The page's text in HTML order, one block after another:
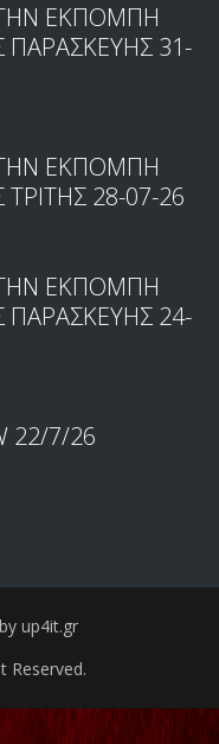
ΕΚΠΟΜΠΗ
ΠΑΡΑΣΚΕΥΗΣ 31-
ΕΚΠΟΜΠΗ
ΤΡΙΤΗΣ 28-07-26
ΕΚΠΟΜΠΗ
ΠΑΡΑΣΚΕΥΗΣ 24-
22/7/26
up4it.gr
Reserved.